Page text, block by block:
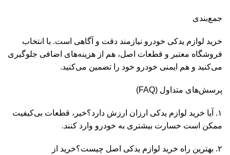
جمع‌بندی
خرید لوازم یدکی خودرو نیازمند دقت و آگاهی است. با انتخاب
فروشگاه معتبر و قطعات اصل، هم از هزینه‌های اضافی جلوگیری
می‌کنید و هم ایمنی خودرو خود را تضمین می‌کنید.
پرسش‌های متداول (FAQ)
۱. آیا خرید لوازم یدکی ا رزان ارزش دارد؟خیر، قطعات بی‌کیفیت
ممکن است خسارت بیشتری به خودرو وارد کنند.
۲. بهترین راه خرید لوازم یدکی اصل چیست؟خرید از